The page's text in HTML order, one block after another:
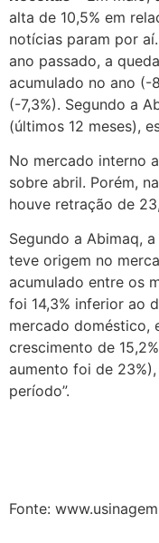
alta de 10,5% em
notícias param por
ano passado, a
acumulado no ano (-
(-7,3%). Segundo a
(últimos 12 meses),
No mercado interno
sobre abril. Porém,
houve retração de
Segundo a Abimaq,
teve origem no
acumulado entre os
foi 14,3% inferior ao
mercado doméstico,
crescimento de
aumento foi de
período”.
Fonte: